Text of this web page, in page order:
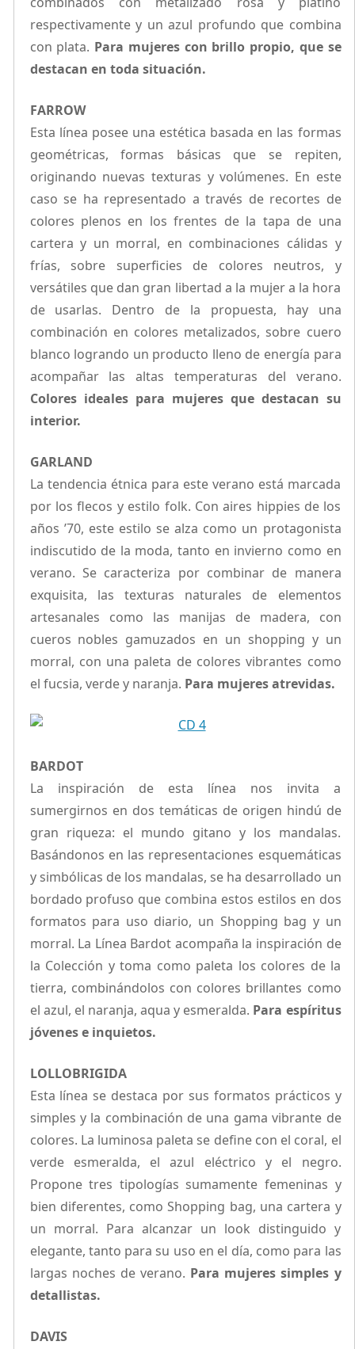
respectivamente y un azul profundo que combina
con plata. Para mujeres con brillo propio, que se
destacan en toda situación.
FARROW
Esta línea posee una estética basada en las formas
geométricas, formas básicas que se repiten,
originando nuevas texturas y volúmenes. En este
caso se ha representado a través de recortes de
colores plenos en los frentes de la tapa de una
cartera y un morral, en combinaciones cálidas y
frías, sobre superficies de colores neutros, y
versátiles que dan gran libertad a la mujer a la hora
de usarlas. Dentro de la propuesta, hay una
combinación en colores metalizados, sobre cuero
blanco logrando un producto lleno de energía para
acompañar las altas temperaturas del verano.
Colores ideales para mujeres que destacan su
interior.
GARLAND
La tendencia étnica para este verano está marcada
por los flecos y estilo folk. Con aires hippies de los
años ’70, este estilo se alza como un protagonista
indiscutido de la moda, tanto en invierno como en
verano. Se caracteriza por combinar de manera
exquisita, las texturas naturales de elementos
artesanales como las manijas de madera, con
cueros nobles gamuzados en un shopping y un
morral, con una paleta de colores vibrantes como
el fucsia, verde y naranja. Para mujeres atrevidas.
BARDOT
La inspiración de esta línea nos invita a
sumergirnos en dos temáticas de origen hindú de
gran riqueza: el mundo gitano y los mandalas.
Basándonos en las representaciones esquemáticas
y simbólicas de los mandalas, se ha desarrollado un
bordado profuso que combina estos estilos en dos
formatos para uso diario, un Shopping bag y un
morral. La Línea Bardot acompaña la inspiración de
la Colección y toma como paleta los colores de la
tierra, combinándolos con colores brillantes como
el azul, el naranja, aqua y esmeralda. Para espíritus
jóvenes e inquietos.
LOLLOBRIGIDA
Esta línea se destaca por sus formatos prácticos y
simples y la combinación de una gama vibrante de
colores. La luminosa paleta se define con el coral, el
verde esmeralda, el azul eléctrico y el negro.
Propone tres tipologías sumamente femeninas y
bien diferentes, como Shopping bag, una cartera y
un morral. Para alcanzar un look distinguido y
elegante, tanto para su uso en el día, como para las
largas noches de verano. Para mujeres simples y
detallistas.
DAVIS